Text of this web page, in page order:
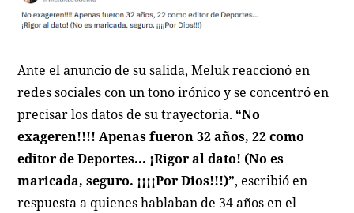
Ante el anuncio de su salida, Meluk reaccionó en
redes sociales con un tono irónico y se concentró en
precisar los datos de su trayectoria. “No
exageren!!!! Apenas fueron 32 años, 22 como
editor de Deportes... ¡Rigor al dato! (No es
maricada, seguro. ¡¡¡¡Por Dios!!!)”, escribió en
respuesta a quienes hablaban de 34 años en el